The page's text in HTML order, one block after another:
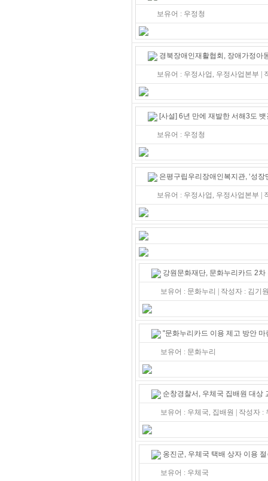
보유어 : 우정청
경북장애인재활협회, 장애가정아
보유어 : 우정사업, 우정사업본부
[사설] 6년 만에 재발한 서해3도
보유어 : 우정청
은평구립우리장애인복지관, ‘성장
보유어 : 우정사업, 우정사업본부
강원문화재단, 문화누리카드 2
보유어 : 문화누리 | 작성자 : 김
"문화누리카드 이용 제고 방안 마
보유어 : 문화누리
순창경찰서, 우체국 집배원 대상
보유어 : 우체국, 집배원 | 작성자
옹진군, 우체국 택배 상자 이용
보유어 : 우체국